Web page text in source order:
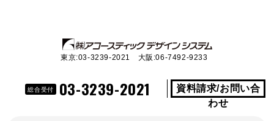
東京:03-3239-2021 大阪:06-7492-9233
総合受付 03-3239-2021
資料請求/お問い合
わせ